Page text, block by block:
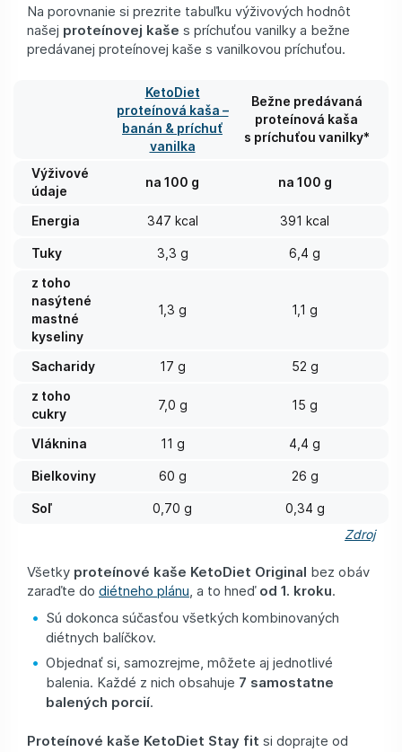
Na porovnanie si prezrite tabuľku výživových hodnôt
našej proteínovej kaše s príchuťou vanilky a bežne
predávanej proteínovej kaše s vanilkovou príchuťou.
KetoDiet
proteínová kaša –
banán & príchuť
vanilka
Bežne predávaná
proteínová kaša
s príchuťou vanilky*
Výživové
údaje
na 100 g na 100 g
Energia 347 kcal
391 kcal
Tuky
3,3 g
6,4 g
z toho
nasýtené
mastné
kyseliny
1,3 g 1,1 g
Sacharidy 17 g
52 g
z toho
cukry
7,0 g 15 g
Vláknina 11 g
4,4 g
Bielkoviny
60 g
26 g
Soľ
0,70 g
0,34 g
Zdroj
Všetky proteínové kaše KetoDiet Original bez obáv
zaraďte do diétneho plánu, a to hneď od 1. kroku.
Sú dokonca súčasťou všetkých kombinovaných
diétnych balíčkov.
Objednať si, samozrejme, môžete aj jednotlivé
balenia. Každé z nich obsahuje 7 samostatne
balených porcií.
Proteínové kaše KetoDiet Stay fit si doprajte od